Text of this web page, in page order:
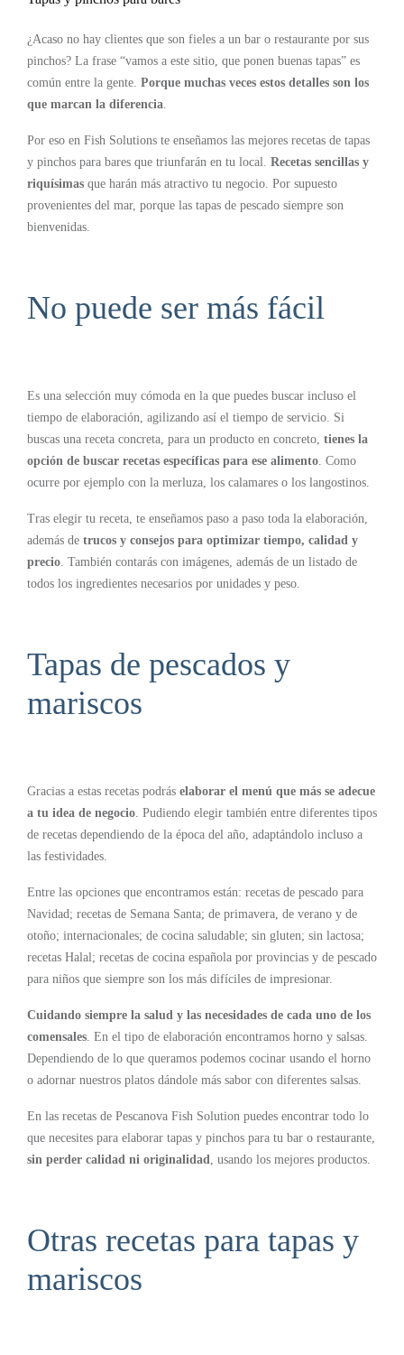
¿Acaso no hay clientes que son fieles a un bar o restaurante por sus
pinchos? La frase “vamos a este sitio, que ponen buenas tapas” es
común entre la gente. Porque muchas veces estos detalles son los
que marcan la diferencia.
Por eso en Fish Solutions te enseñamos las mejores recetas de tapas
y pinchos para bares que triunfarán en tu local. Recetas sencillas y
riquísimas que harán más atractivo tu negocio. Por supuesto
provenientes del mar, porque las tapas de pescado siempre son
bienvenidas.
No puede ser más fácil
Es una selección muy cómoda en la que puedes buscar incluso el
tiempo de elaboración, agilizando así el tiempo de servicio. Si
buscas una receta concreta, para un producto en concreto, tienes la
opción de buscar recetas específicas para ese alimento. Como
ocurre por ejemplo con la merluza, los calamares o los langostinos.
Tras elegir tu receta, te enseñamos paso a paso toda la elaboración,
además de trucos y consejos para optimizar tiempo, calidad y
precio. También contarás con imágenes, además de un listado de
todos los ingredientes necesarios por unidades y peso.
Tapas de pescados y
mariscos
Gracias a estas recetas podrás elaborar el menú que más se adecue
a tu idea de negocio. Pudiendo elegir también entre diferentes tipos
de recetas dependiendo de la época del año, adaptándolo incluso a
las festividades.
Entre las opciones que encontramos están: recetas de pescado para
Navidad; recetas de Semana Santa; de primavera, de verano y de
otoño; internacionales; de cocina saludable; sin gluten; sin lactosa;
recetas Halal; recetas de cocina española por provincias y de pescado
para niños que siempre son los más difíciles de impresionar.
Cuidando siempre la salud y las necesidades de cada uno de los
comensales. En el tipo de elaboración encontramos horno y salsas.
Dependiendo de lo que queramos podemos cocinar usando el horno
o adornar nuestros platos dándole más sabor con diferentes salsas.
En las recetas de Pescanova Fish Solution puedes encontrar todo lo
que necesites para elaborar tapas y pinchos para tu bar o restaurante,
sin perder calidad ni originalidad, usando los mejores productos.
Otras recetas para tapas y
mariscos